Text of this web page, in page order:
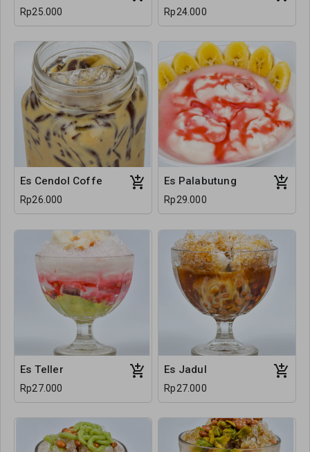
Rp25.000 Rp24.000
Es Cendol Coffe
Rp26.000
Es Palabutung
Rp29.000
Es Teller
Rp27.000
Es Jadul
Rp27.000